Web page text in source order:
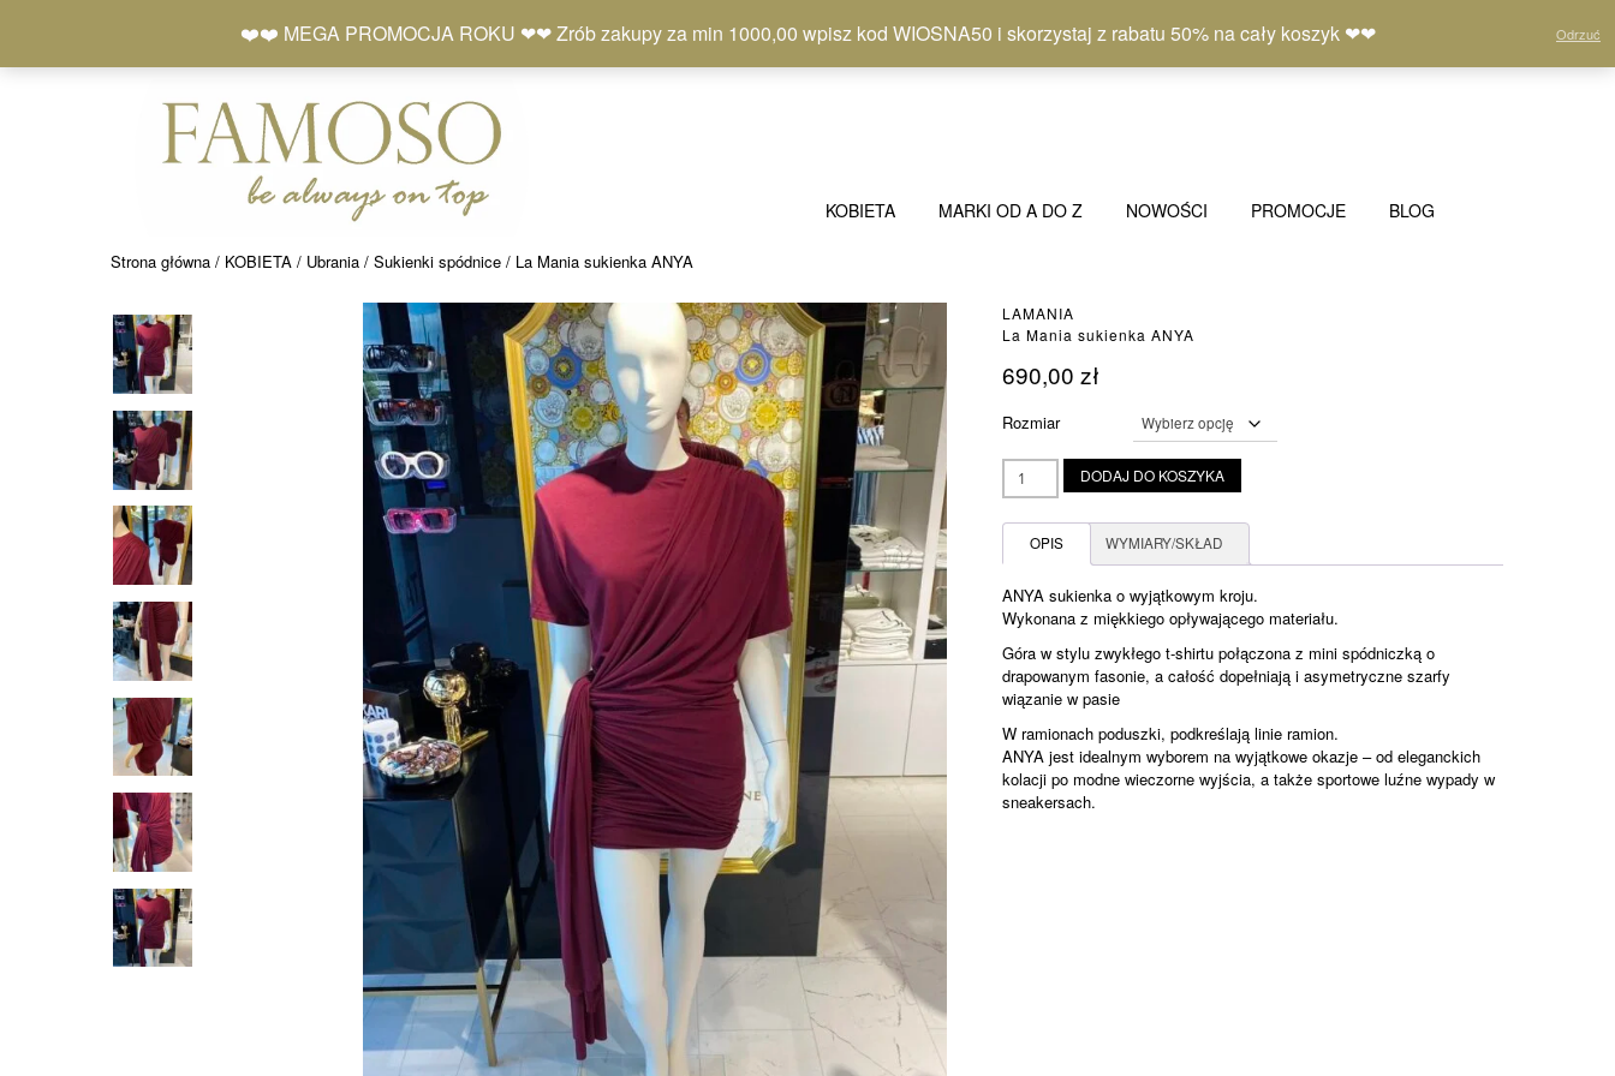
❤️❤️ MEGA PROMOCJA ROKU ❤❤ Zrób zakupy za min 1000,00 wpisz kod WIOSNA50 i skorzystaj z rabatu 50% na cały koszyk ❤❤ Odrzuć
content
Moje
+48 577 401 777
KOBIETA MARKI OD A DO Z NOWOŚCI PROMOCJE BLOG
Strona główna / KOBIETA / Ubrania / Sukienki spódnice / La Mania sukienka ANYA
LAMANIA
La Mania sukienka ANYA
690,00zł
Rozmiar
ilość
La
sukienka
ANYA
DODAJ DO KOSZYKA
OPIS WYMIARY/SKŁAD
ANYA sukienka o wyjątkowym kroju.
Wykonana z miękkiego opływającego materiału.
Góra w stylu zwykłego t-shirtu połączona z mini spódniczką o
drapowanym fasonie, a całość dopełniają i asymetryczne szarfy
wiązanie w pasie
W ramionach poduszki, podkreślają linie ramion.
ANYA jest idealnym wyborem na wyjątkowe okazje – od eleganckich
kolacji po modne wieczorne wyjścia, a także sportowe luźne wypady w
sneakersach.